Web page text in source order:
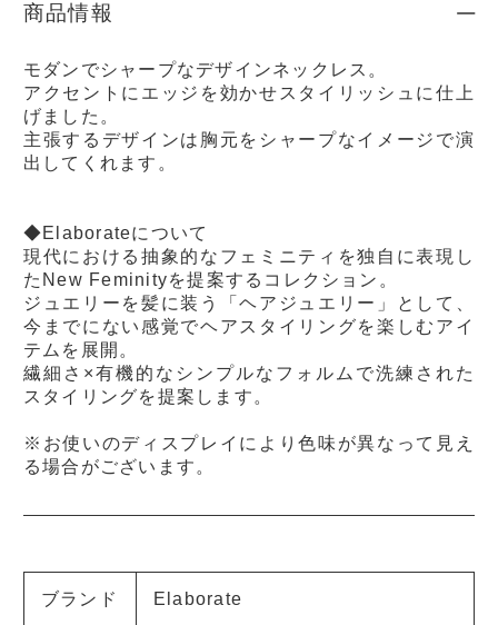
商品情報
モダンでシャープなデザインネックレス。
アクセントにエッジを効かせスタイリッシュに仕上
げました。
主張するデザインは胸元をシャープなイメージで演
出してくれます。
◆Elaborateについて
現代における抽象的なフェミニティを独自に表現し
たNew Feminityを提案するコレクション。
ジュエリーを髪に装う「ヘアジュエリー」として、
今までにない感覚でヘアスタイリングを楽しむアイ
テムを展開。
繊細さ×有機的なシンプルなフォルムで洗練された
スタイリングを提案します。
※お使いのディスプレイにより色味が異なって見え
る場合がございます。
ブランド Elaborate